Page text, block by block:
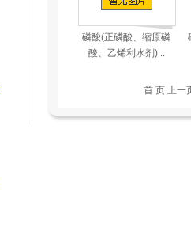
磷酸(正磷酸、缩原磷
酸、乙烯利水剂) ..
首 页 上一